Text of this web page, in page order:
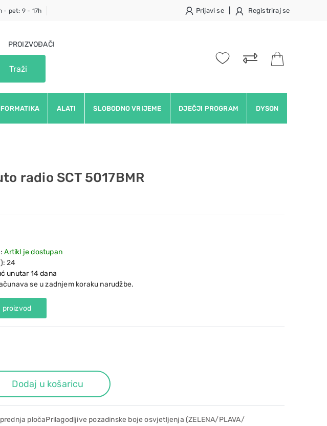
- pet: 9 - 17h Prijavi se Registriraj se
PROIZVOĐAČI
Traži
ALATI SLOBODNO VRIJEME DJEČJI PROGRAM DYSON
radio SCT 5017BMR
Artikl je dostupan
24
unutar 14 dana
se u zadnjem koraku narudžbe.
proizvod
Dodaj u košaricu
pločaPrilagodljive pozadinske boje osvjetljenja (ZELENA/PLAVA/